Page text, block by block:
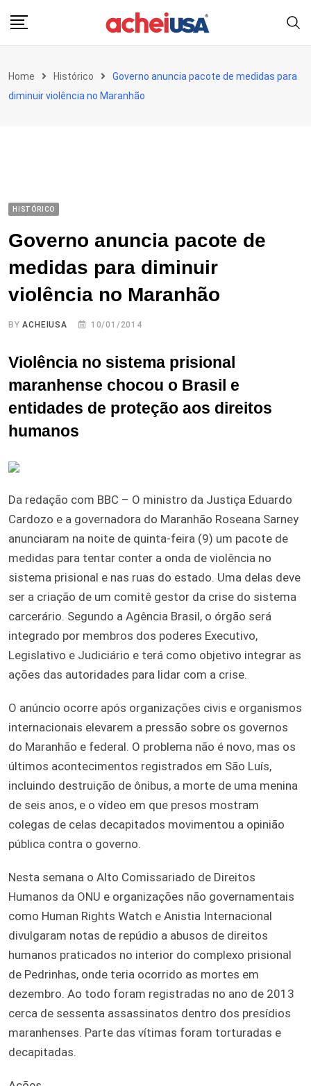
Home Histórico
Governo anuncia pacote de medidas para
diminuir violência no Maranhão
HISTÓRICO
Governo anuncia pacote de
medidas para diminuir
violência no Maranhão
BYACHEIUSA 10/01/2014
Violência no sistema prisional
maranhense chocou o Brasil e
entidades de proteção aos direitos
humanos
Da redação com BBC – O ministro da Justiça Eduardo
Cardozo e a governadora do Maranhão Roseana Sarney
anunciaram na noite de quinta-feira (9) um pacote de
medidas para tentar conter a onda de violência no
sistema prisional e nas ruas do estado. Uma delas deve
ser a criação de um comitê gestor da crise do sistema
carcerário. Segundo a Agência Brasil, o órgão será
integrado por membros dos poderes Executivo,
Legislativo e Judiciário e terá como objetivo integrar as
ações das autoridades para lidar com a crise.
O anúncio ocorre após organizações civis e organismos
internacionais elevarem a pressão sobre os governos
do Maranhão e federal. O problema não é novo, mas os
últimos acontecimentos registrados em São Luís,
incluindo destruição de ônibus, a morte de uma menina
de seis anos, e o vídeo em que presos mostram
colegas de celas decapitados movimentou a opinião
pública contra o governo.
Nesta semana o Alto Comissariado de Direitos
Humanos da ONU e organizações não governamentais
como Human Rights Watch e Anistia Internacional
divulgaram notas de repúdio a abusos de direitos
humanos praticados no interior do complexo prisional
de Pedrinhas, onde teria ocorrido as mortes em
dezembro. Ao todo foram registradas no ano de 2013
cerca de sessenta assassinatos dentro dos presídios
maranhenses. Parte das vítimas foram torturadas e
decapitadas.